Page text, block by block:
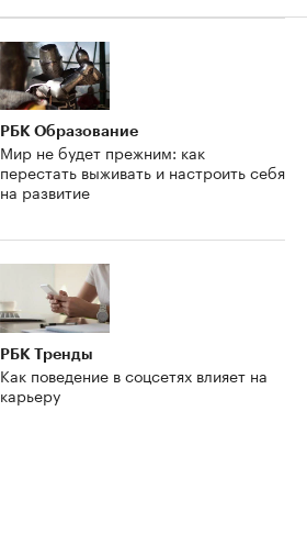
РБК Образование
Мир не будет прежним: как
перестать выживать и настроить себя
на развитие
РБК Тренды
Как поведение в соцсетях влияет на
карьеру